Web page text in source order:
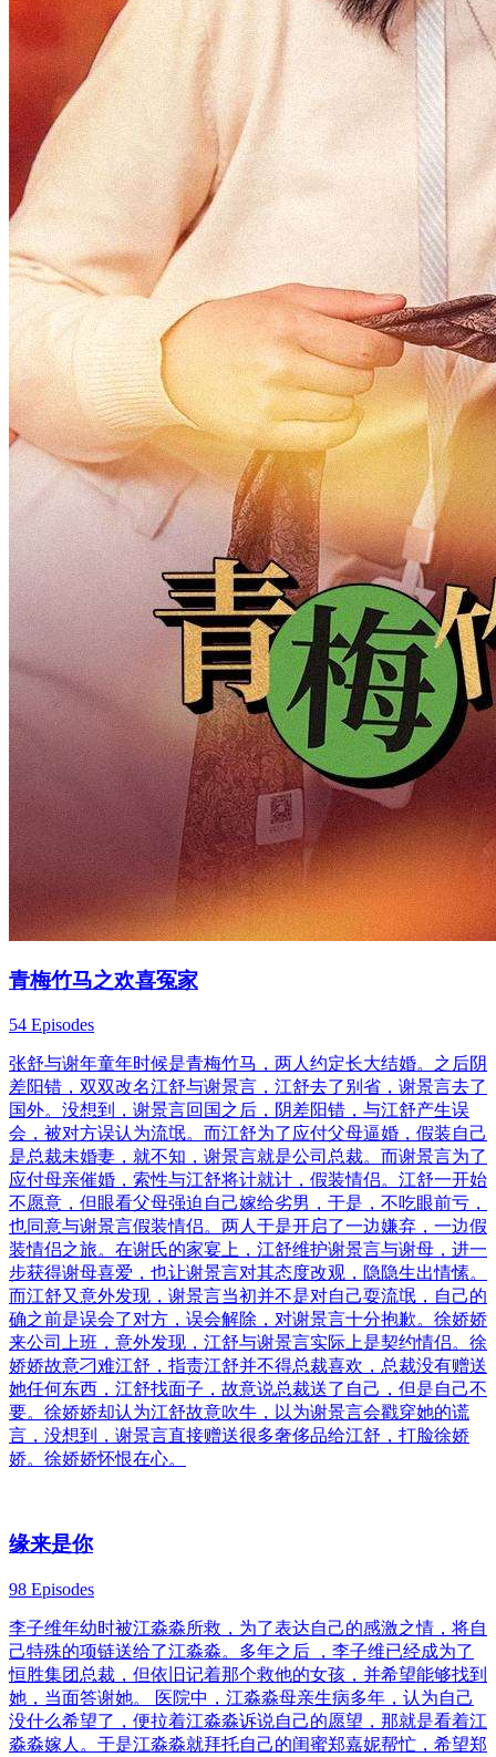
青梅竹马之欢喜冤家
54 Episodes
张舒与谢年童年时候是青梅竹马，两人约定长大结婚。之后阴
差阳错，双双改名江舒与谢景言，江舒去了别省，谢景言去了
国外。没想到，谢景言回国之后，阴差阳错，与江舒产生误
会，被对方误认为流氓。而江舒为了应付父母逼婚，假装自己
是总裁未婚妻，就不知，谢景言就是公司总裁。而谢景言为了
应付母亲催婚，索性与江舒将计就计，假装情侣。江舒一开始
不愿意，但眼看父母强迫自己嫁给劣男，于是，不吃眼前亏，
也同意与谢景言假装情侣。两人于是开启了一边嫌弃，一边假
装情侣之旅。在谢氏的家宴上，江舒维护谢景言与谢母，进一
步获得谢母喜爱，也让谢景言对其态度改观，隐隐生出情愫。
而江舒又意外发现，谢景言当初并不是对自己耍流氓，自己的
确之前是误会了对方，误会解除，对谢景言十分抱歉。徐娇娇
来公司上班，意外发现，江舒与谢景言实际上是契约情侣。徐
娇娇故意刁难江舒，指责江舒并不得总裁喜欢，总裁没有赠送
她任何东西，江舒找面子，故意说总裁送了自己，但是自己不
要。徐娇娇却认为江舒故意吹牛，以为谢景言会戳穿她的谎
言，没想到，谢景言直接赠送很多奢侈品给江舒，打脸徐娇
娇。徐娇娇怀恨在心。